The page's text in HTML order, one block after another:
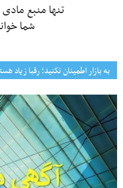
تنها منبع
شما
به بازار اطمینان نکنید؛ رقبا زیاد